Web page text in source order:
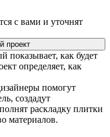
с вами и уточнят
проект
показывает, как будет
определяет, как
помогут
создадут
раскладку плитки
материалов.